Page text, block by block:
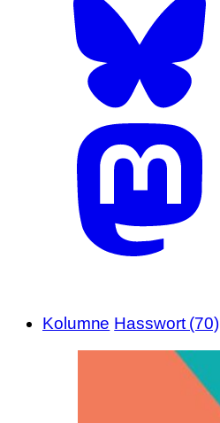
Kolumne Hasswort (70)